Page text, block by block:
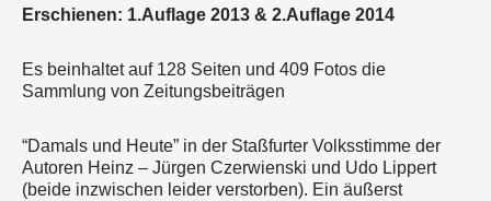
Erschienen: 1.Auflage 2013 & 2.Auflage 2014
Es beinhaltet auf 128 Seiten und 409 Fotos die
Sammlung von Zeitungsbeiträgen
“Damals und Heute” in der Staßfurter Volksstimme der
Autoren Heinz – Jürgen Czerwienski und Udo Lippert
(beide inzwischen leider verstorben). Ein äußerst